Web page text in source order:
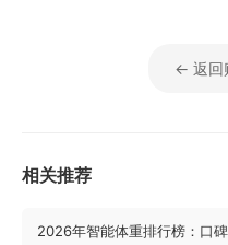
← 返回
相关推荐
2026年智能体重排行榜：口